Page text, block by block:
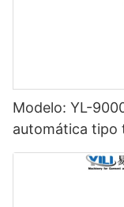
Modelo: YL-
automática tipo